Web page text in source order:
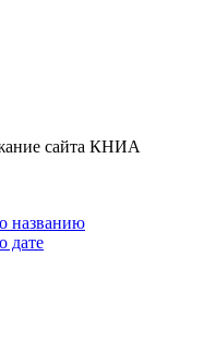
сайта КНИА
названию
дате